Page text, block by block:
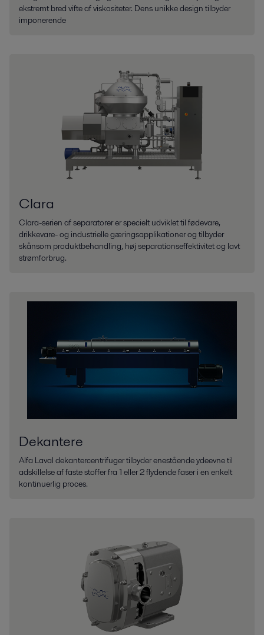
ekstremt bred vifte af viskositeter. Dens unikke design tilbyder
imponerende
Clara
Clara-serien af separatorer er specielt udviklet til fødevare,
drikkevare- og industrielle gæringsapplikationer og tilbyder
skånsom produktbehandling, høj separationseffektivitet og lavt
strømforbrug.
Dekantere
Alfa Laval dekantercentrifuger tilbyder enestående ydeevne til
adskillelse af faste stoffer fra 1 eller 2 flydende faser i en enkelt
kontinuerlig proces.